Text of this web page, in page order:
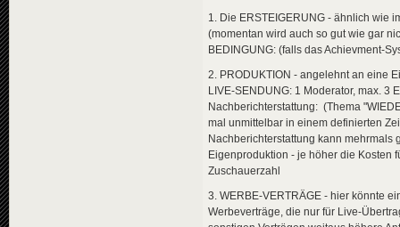
1. Die ERSTEIGERUNG - ähnlich wie
(momentan wird auch so gut wie gar
BEDINGUNG: (falls das Achievment-
2. PRODUKTION - angelehnt an eine
LIVE-SENDUNG: 1 Moderator, max. 3
Nachberichterstattung: (Thema
mal unmittelbar in einem definierten
Nachberichterstattung kann mehrmals
Eigenproduktion - je höher die Kosten
Zuschauerzahl
3. WERBE-VERTRÄGE - hier könnte
Werbeverträge, die nur für Live-